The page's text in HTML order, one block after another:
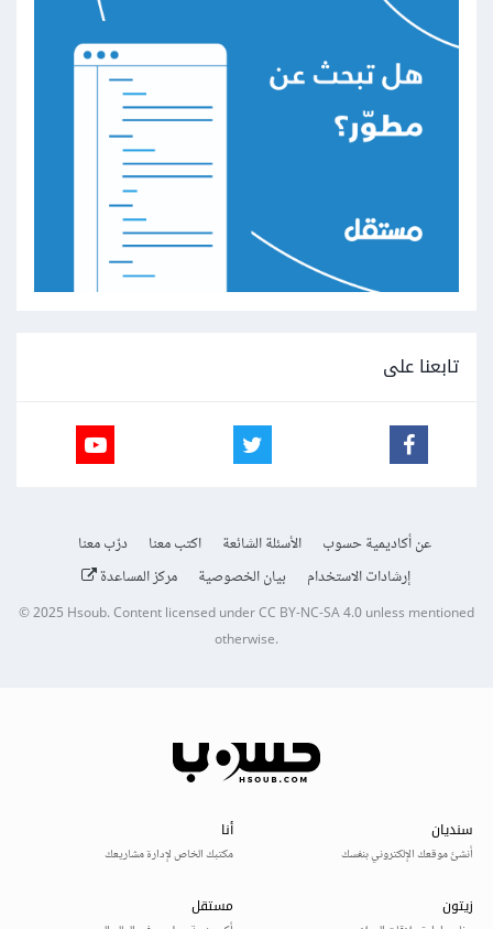
تابعنا على
عن أكاديمية حسوب الأسئلة الشائعة اكتب معنا
درّب معنا
إرشادات الاستخدام
بيان الخصوصية مركز المساعدة
© 2025Hsoub.Content licensed underCC BY-NC-SA 4.0unless mentioned
otherwise.